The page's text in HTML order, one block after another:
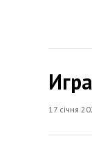
17 січня